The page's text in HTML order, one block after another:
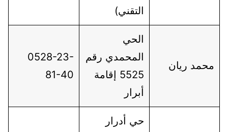
التقني)
محمد ريان
الحي
المحمدي رقم
5525 إقامة
أبرار
0528-23-
81-40
حي أدرار